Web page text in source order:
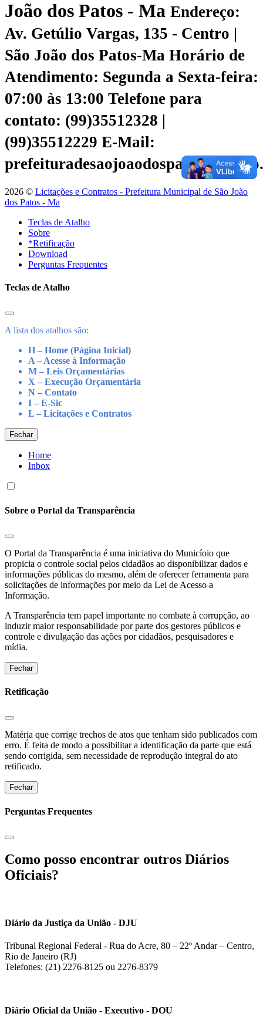
João dos Patos - Ma Endereço:
Av. Getúlio Vargas, 135 - Centro |
São João dos Patos-Ma Horário de
Atendimento: Segunda a Sexta-feira:
07:00 às 13:00 Telefone para
contato: (99)35512328 |
(99)35512229 E-Mail:
2026 © Licitações e Contratos - Prefeitura Municipal de São João
dos Patos - Ma
Teclas de Atalho
Sobre
*Retificação
Download
Perguntas Frequentes
Teclas de Atalho
A lista dos atalhos são:
H – Home (Página Inicial)
A – Acesse à Informação
M – Leis Orçamentárias
X – Execução Orçamentária
N – Contato
I – E-Sic
L – Licitações e Contratos
Fechar
Home
Inbox
Sobre o Portal da Transparência
O Portal da Transparência é uma iniciativa do Municíoio que
propicia o controle social pelos cidadãos ao disponibilizar dados e
informações públicas do mesmo, além de oferecer ferramenta para
solicitações de informações por meio da Lei de Acesso a
Informação.
A Transparência tem papel importante no combate à corrupção, ao
induzir maior responsabilidade por parte dos gestores públicos e
controle e divulgação das ações por cidadãos, pesquisadores e
mídia.
Fechar
Retificação
Matéria que corrige trechos de atos que tenham sido publicados com
erro. É feita de modo a possibilitar a identificação da parte que está
sendo corrigida, sem necessidade de reprodução integral do ato
retificado.
Fechar
Perguntas Frequentes
Como posso encontrar outros Diários
Oficiais?
Diário da Justiça da União - DJU
Tribunal Regional Federal - Rua do Acre, 80 – 22º Andar – Centro,
Rio de Janeiro (RJ)
Telefones: (21) 2276-8125 ou 2276-8379
Diário Oficial da União - Executivo - DOU